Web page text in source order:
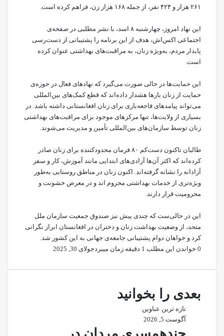
۲۶۱ هزار و ۴۲۴ نفر، از جمله ۱۶۸ هزار زن، فراهم کرده است.
این نهاد امروز، چهارشنبه ۸ اسد، با نشر مطلبی در صفحه‌ی
اجتماعی اکس‌اش، هدف از این برنامه را پشتیبانی از دست‌رسی
پایدار مردم، به‌ویژه زنان، به مراقبت‌های بهداشتی عنوان کرده
است.
این حمایت‌ها در حالی صورت می‌گیرد که نهادهای فعال در حوزه‌ی
حمایت‌ از زنان بار‌ها هشدار داده‌اند که قطع کمک‌های بین‌المللی
می‌تواند پیامدهای فاجعه‌باری برای زنان افغانستانی داشته باشد. در
بسیاری از ولایت‌ها، تنها مرکزهای موجود برای مراقبت‌های بهداشتی
زنان توسط سازمان‌های بین‌المللی تأمین و مدیریت می‌شوند.
طالبان تاکنون دست‌کم ۸۰ فرمان محدودکننده برای زنان صادر
کرده‌اند که اکثر آن‌ها آزادی‌های ابتدایی مانند آموزش، کار و سفر
آزادانه را نشانه گرفته‌اند. اکنون زنان در مناطق روستایی به‌طور
ویژه‌تری از خدمات بهداشتی محروم اند و در معرض خشونت و
محرومیت قرار دارند.
این در حالی‌ست که چندی پیش نیز صندوق جمعیت سازمان ملل
متحد، از وضعیت بهداشت زنان و دختران در افغانستان ابراز نگرانی
کرد و خواهان دوام پشتیبانی جامعه‌ی جهانی به این کشور شد.
جولای 30, 2025
0 خواندن این مطلب 1 دقیقه زمان میبرد
بعدی را بخوانید
تازه ترین عناوین
آگوست 5, 2026